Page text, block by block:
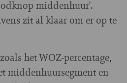
middenhuur'.
zit al klaar om er op te
het WOZ-percentage,
middenhuursegment en